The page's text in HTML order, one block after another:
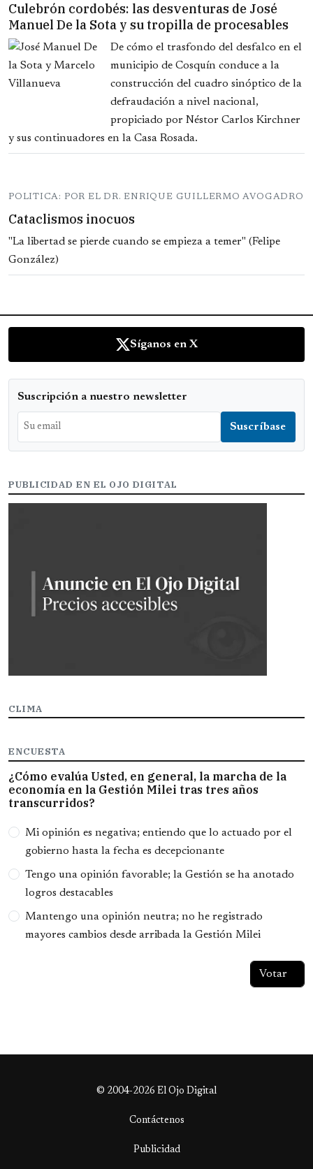
Culebrón cordobés: las desventuras de José
Manuel De la Sota y su tropilla de procesables
De cómo el trasfondo del desfalco en el
municipio de Cosquín conduce a la
construcción del cuadro sinóptico de la
defraudación a nivel nacional,
propiciado por Néstor Carlos Kirchner
y sus continuadores en la Casa Rosada.
POLITICA: POR EL DR. ENRIQUE GUILLERMO AVOGADRO
Cataclismos inocuos
"La libertad se pierde cuando se empieza a temer" (Felipe
González)
Síganos en X
Suscripción a nuestro newsletter
PUBLICIDAD EN EL OJO DIGITAL
CLIMA
ENCUESTA
¿Cómo evalúa Usted, en general, la marcha de la
economía en la Gestión Milei tras tres años
transcurridos?
Opciones
Mi opinión es negativa; entiendo que lo actuado por el
gobierno hasta la fecha es decepcionante
Tengo una opinión favorable; la Gestión se ha anotado
logros destacables
Mantengo una opinión neutra; no he registrado
mayores cambios desde arribada la Gestión Milei
© 2004-2026 El Ojo Digital
Contáctenos
Publicidad